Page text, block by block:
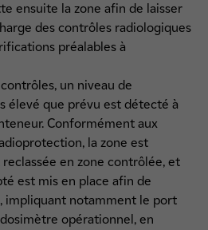
ensuite la zone afin de laisser
des contrôles radiologiques
préalables à
un niveau de
élevé que prévu est détecté à
Conformément aux
la zone est
en zone contrôlée, et
est mis en place afin de
impliquant notamment le port
opérationnel, en